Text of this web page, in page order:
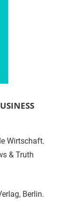
Wirtschaft.
& Truth
Berlin.